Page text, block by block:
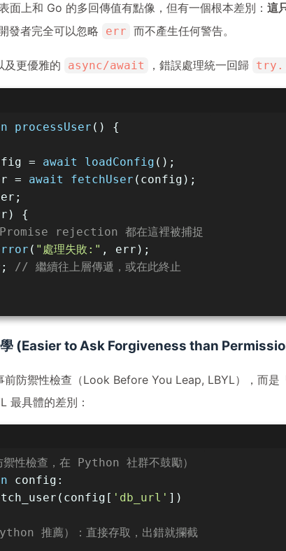
面上和 Go 的多回傳值有點像，但有一個根本差別： 這
發者完全可以忽略 err 而不產生任何警告。
及更優雅的 async/await ，錯誤處理統一回歸
processUser ( ) {
= await loadConfig ();
= await fetchUser (config);
{
rejection 都在這裡被捕捉
( "處理失敗:" , err);
// 繼續往上層傳遞，或在此終止
(Easier to Ask Forgiveness than
防禦性檢查（Look Before You Leap, LBYL），而是
最具體的差別：
性檢查，在 Python 社群不鼓勵）
config:
'db_url' ])
推薦）：直接存取，出錯就攔截